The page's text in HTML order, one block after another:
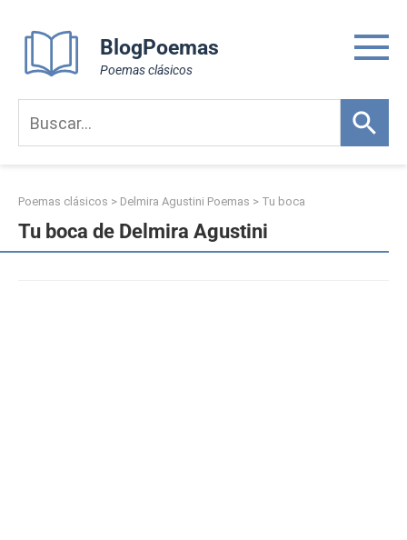
content
BlogPoemas
Poemas clásicos
Poemas clásicos > Delmira Agustini Poemas > Tu boca
Tu boca de Delmira Agustini